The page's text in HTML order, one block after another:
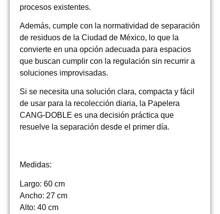
procesos existentes.
Además, cumple con la normatividad de separación
de residuos de la Ciudad de México, lo que la
convierte en una opción adecuada para espacios
que buscan cumplir con la regulación sin recurrir a
soluciones improvisadas.
Si se necesita una solución clara, compacta y fácil
de usar para la recolección diaria, la Papelera
CANG-DOBLE es una decisión práctica que
resuelve la separación desde el primer día.
Medidas:
Largo: 60 cm
Ancho: 27 cm
Alto: 40 cm